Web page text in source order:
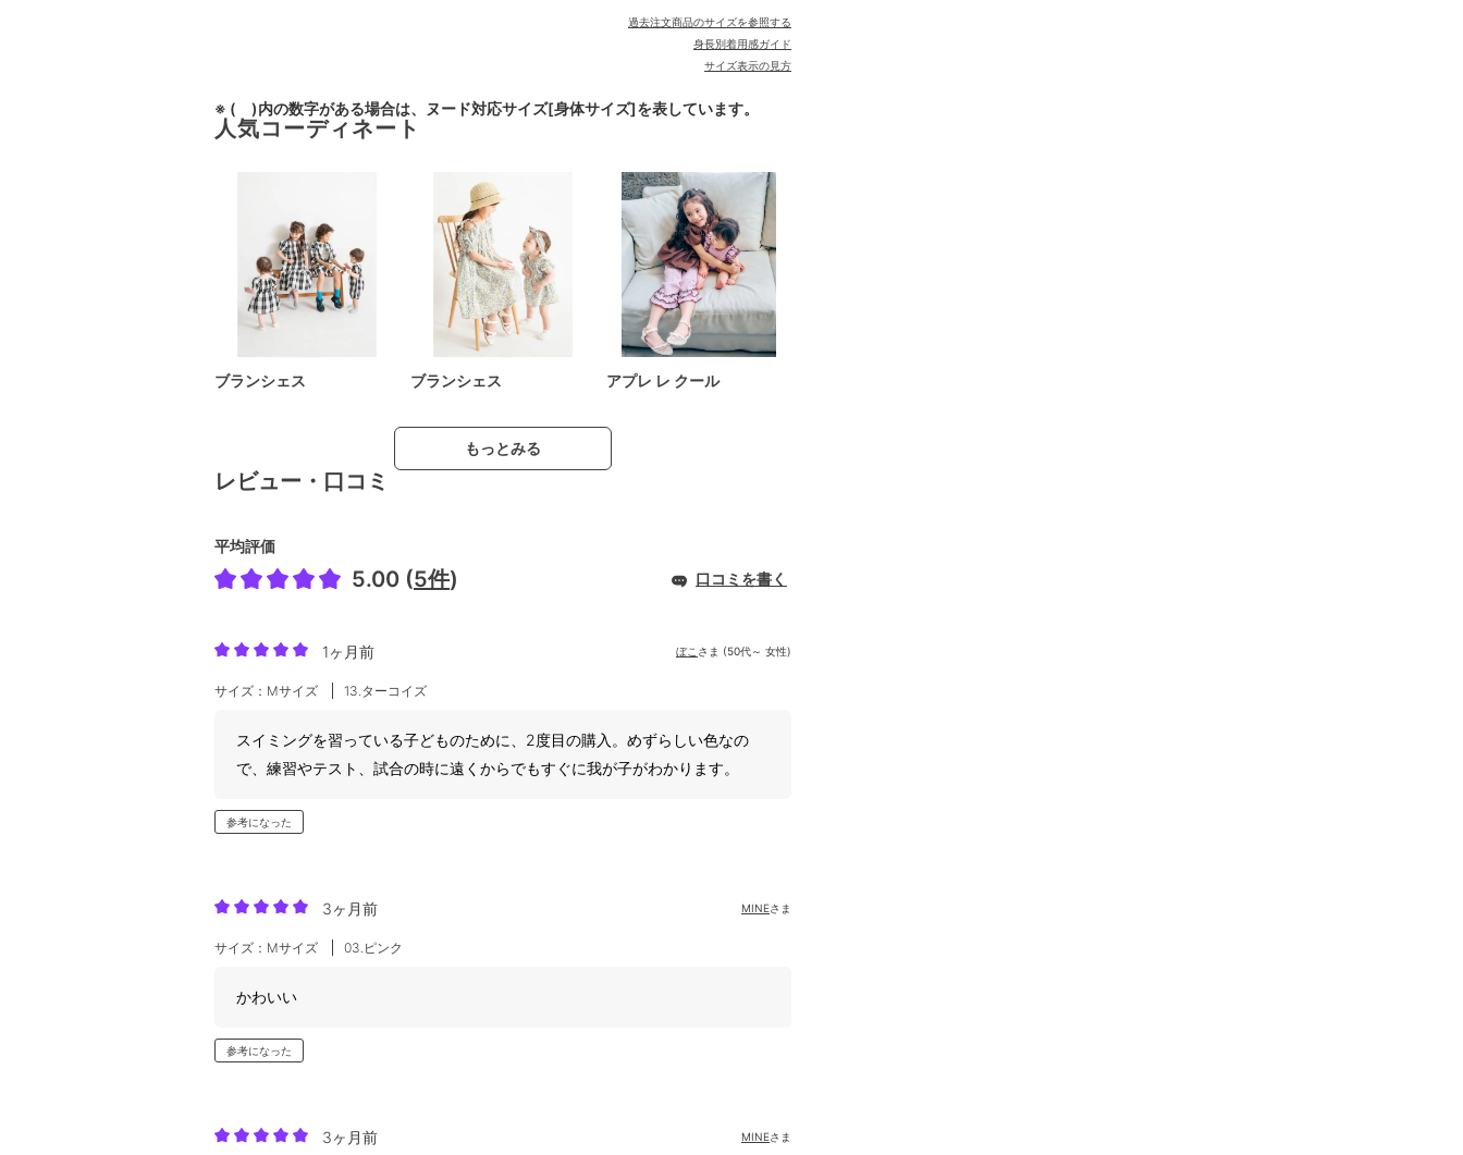
過去注文商品のサイズを参照する
身長別着用感ガイド
サイズ表示の見方
※ ( )内の数字がある場合は、ヌード対応サイズ[身体サイズ]を表しています。
人気コーディネート
ブランシェス ブランシェス アプレ レ クール
もっとみる
レビュー・口コミ
平均評価
5.00 (5件) 口コミを書く
1ヶ月前 ぼこ さま (50代～ 女性)
サイズ：Mサイズ 13.ターコイズ
スイミングを習っている子どものために、2度目の購入。めずらしい色なの
で、練習やテスト、試合の時に遠くからでもすぐに我が子がわかります。
参考になった
3ヶ月前 MINEさま
サイズ：Mサイズ 03.ピンク
かわいい
参考になった
3ヶ月前 MINEさま